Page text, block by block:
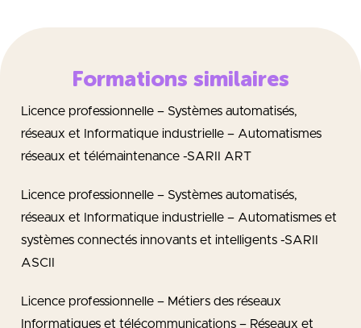
Formations similaires
Licence professionnelle – Systèmes automatisés,
réseaux et Informatique industrielle – Automatismes
réseaux et télémaintenance -SARII ART
Licence professionnelle – Systèmes automatisés,
réseaux et Informatique industrielle – Automatismes et
systèmes connectés innovants et intelligents -SARII
ASCII
Licence professionnelle – Métiers des réseaux
Informatiques et télécommunications – Réseaux et